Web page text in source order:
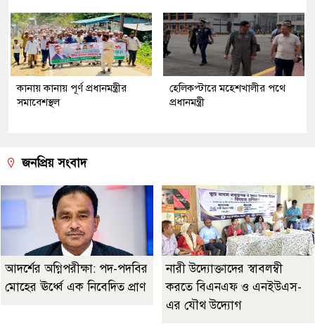
কানায় কানায় পূর্ণ প্রধানমন্ত্রীর
সমাবেশস্থল
হেলিকপ্টারে মহেশখালীর পথে
প্রধানমন্ত্রী
জনপ্রিয় সংবাদ
আদর্শের অগ্নিপরীক্ষা: পদ-পদবির
মোহের ঊর্ধ্বে এক নিবেদিত প্রাণ
নারী উদ্যোক্তাদের স্বাবলম্বী
করতে বিএনএফ ও এনইউএস-
এর যৌথ উদ্যোগ